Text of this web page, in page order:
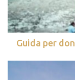
Guida per